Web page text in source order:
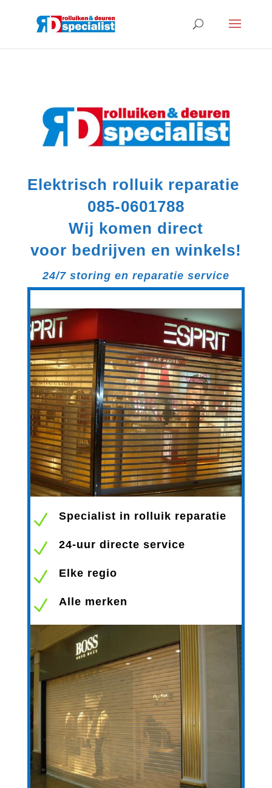
Elektrisch rolluik reparatie
085-0601788
Wij komen direct
voor bedrijven en winkels!
24/7 storing en reparatie service
N Specialist in rolluik reparatie
N 24-uur directe service
N Elke regio
N Alle merken